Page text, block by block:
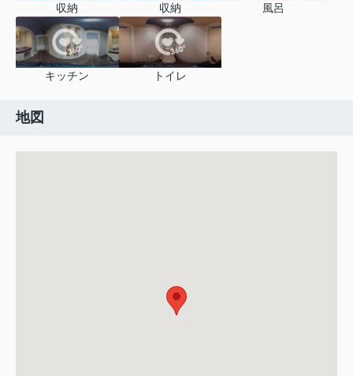
収納 収納 風呂
キッチン トイレ
地図